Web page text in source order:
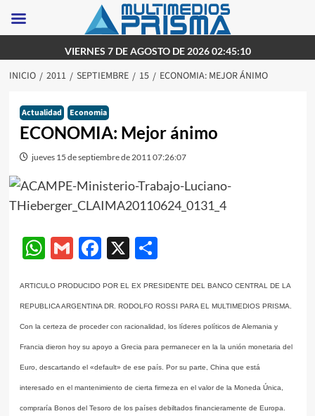
al
contenido
VIERNES 7 DE AGOSTO DE 2026 02:45:10
INICIO 2011 SEPTIEMBRE 15 ECONOMIA: MEJOR ÁNIMO
Actualidad Economia
ECONOMIA: Mejor ánimo
jueves 15 de septiembre de 2011 07:26:07
WhatsApp
GmailFacebook
X Compartir
ARTICULO PRODUCIDO POR EL EX PRESIDENTE DEL BANCO CENTRAL DE LA
REPUBLICA ARGENTINA DR. RODOLFO ROSSI PARA EL MULTIMEDIOS PRISMA.
Con la certeza de proceder con racionalidad, los líderes políticos de Alemania y
Francia dieron hoy su apoyo a Grecia para permanecer en la la unión monetaria del
Euro, descartando el «default» de ese país. Por su parte, China que está
interesado en el mantenimiento de cierta firmeza en el valor de la Moneda Única,
compraría Bonos del Tesoro de los países debiltados financieramente de Europa.